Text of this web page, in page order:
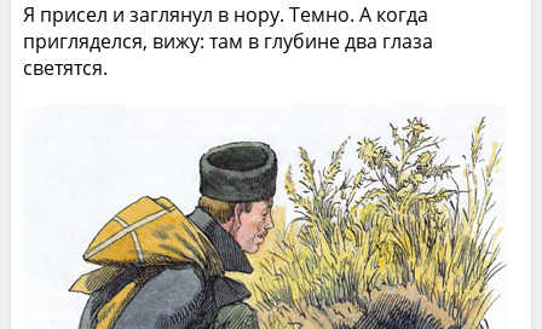
Я присел и заглянул в нору. Темно. А когда
пригляделся, вижу: там в глубине два глаза
светятся.